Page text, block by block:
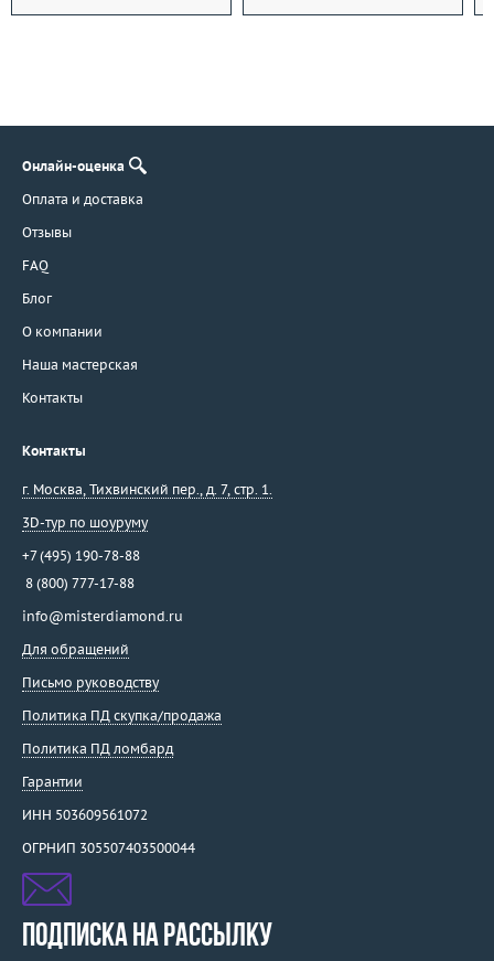
Онлайн-оценка
Оплата и доставка
Отзывы
FAQ
Блог
О компании
Наша мастерская
Контакты
Контакты
г. Москва, Тихвинский пер., д. 7, стр. 1.
3D-тур по шоуруму
+7 (495) 190-78-88
8 (800) 777-17-88
info@misterdiamond.ru
Для обращений
Письмо руководству
Политика ПД скупка/продажа
Политика ПД ломбард
Гарантии
ИНН 503609561072
ОГРНИП 305507403500044
ПОДПИСКА НА РАССЫЛКУ